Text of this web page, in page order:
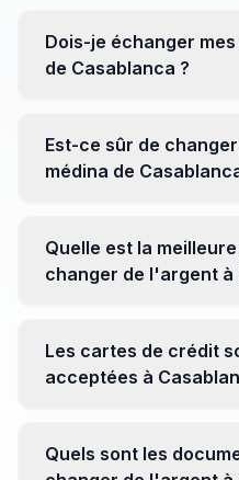
Dois-je échanger
de Casablanca ?
être moins avantageux.
bureaux de change en
Est-ce sûr de
médina de
établissements réputés
Quelle est la
changer de l'argent à
soyez attentif aux
de vos devises.
Les cartes de crédit
acceptées à
Cependant, avoir un peu
Quels sont les